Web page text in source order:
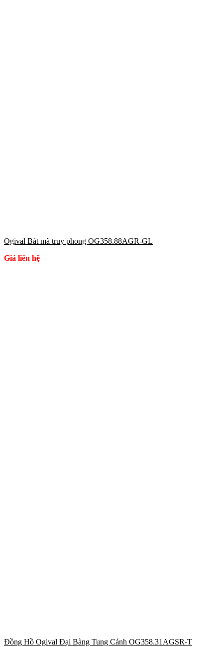
Ogival Bát mã truy phong OG358.88AGR-GL
Giá liên hệ
Đồng Hồ Ogival Đại Bàng Tung Cánh OG358.31AGSR-T